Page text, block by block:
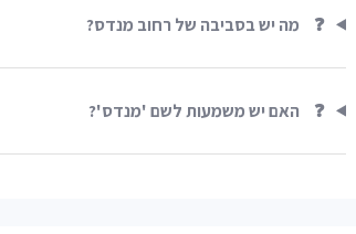
❓ מה יש בסביבה של רחוב מנדס?
❓ האם יש משמעות לשם 'מנדס'?